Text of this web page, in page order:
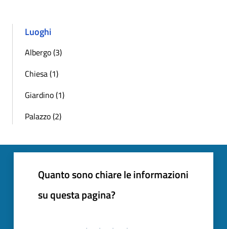
Luoghi
Albergo (3)
Chiesa (1)
Giardino (1)
Palazzo (2)
Quanto sono chiare le informazioni
su questa pagina?